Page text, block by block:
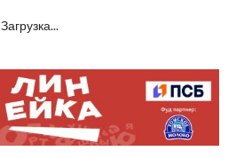
Загрузка...